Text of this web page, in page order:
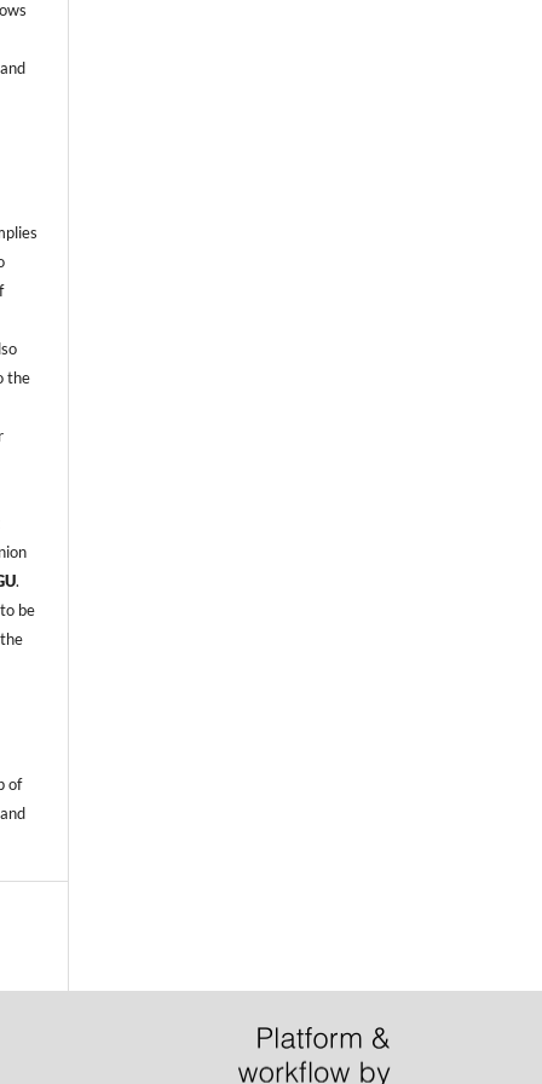
the
.
be
of